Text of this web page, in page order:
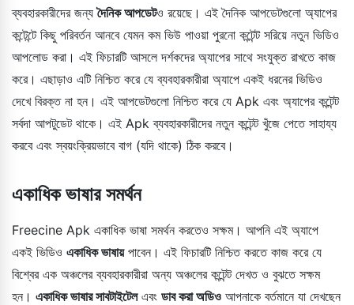
ব্যবহারকারীদের জন্যদৈনিক আপডেটও রয়েছে। এই দৈনিক আপডেটগুলো অ্যাপের
কন্টেন্টে কিছু পরিবর্তন আনবে যেমন কম ভিউ পাওয়া পুরনো কন্টেন্ট সরিয়ে নতুন ভিডিও
আপলোড করা। এই ফিচারটি আসলে দর্শকদের অ্যাপের সাথে সংযুক্ত রাখতে কাজ
করে। এছাড়াও এটি নিশ্চিত করে যে ব্যবহারকারীরা অ্যাপে একই ধরনের ভিডিও
দেখে বিরক্ত না হন। এই আপডেটগুলো নিশ্চিত করে যে Apk এবং অ্যাপের কন্টেন্ট
সর্বদা আপটুডেট থাকে। এই Apk ব্যবহারকারীদের নতুন কন্টেন্ট খুঁজে পেতে সাহায্য
করবে এবং স্বয়ংক্রিয়ভাবে বাগ (যদি থাকে) ঠিক করবে।
একাধিক ভাষার সমর্থন
Freecine Apk একাধিক ভাষা সমর্থন করতেও সক্ষম। আপনি এই অ্যাপে
একই ভিডিও একাধিক ভাষায়পাবেন। এই ফিচারটি নিশ্চিত করতে কাজ করে যে
বিশ্বের এক অঞ্চলের ব্যবহারকারীরা অন্য অঞ্চলের কন্টেন্ট দেখত ও বুঝতে সক্ষম
হন। একাধিক ভাষার সাবটাইটেলএবং ডাব করা অডিও আপনাকে বর্তমানে যা দেখছেন